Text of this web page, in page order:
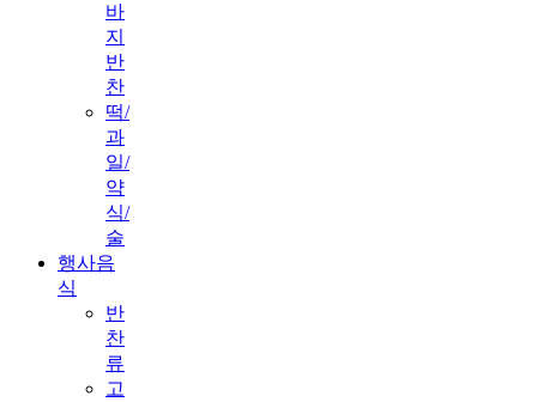
바
지
반
찬
떡/
과
일/
약
식/
술
행사음
식
반
찬
류
고